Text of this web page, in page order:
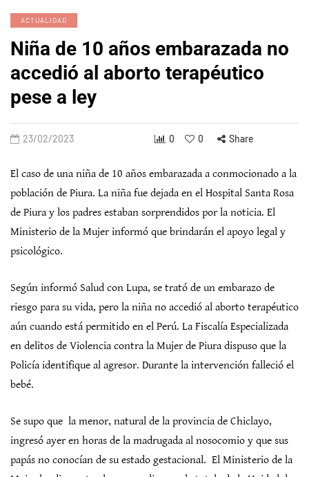
ACTUALIDAD
Niña de 10 años embarazada no
accedió al aborto terapéutico
pese a ley
23/02/2023 0 0 Share
El caso de una niña de 10 años embarazada a conmocionado a la
población de Piura. La niña fue dejada en el Hospital Santa Rosa
de Piura y los padres estaban sorprendidos por la noticia. El
Ministerio de la Mujer informó que brindarán el apoyo legal y
psicológico.
Según informó Salud con Lupa, se trató de un embarazo de
riesgo para su vida, pero la niña no accedió al aborto terapéutico
aún cuando está permitido en el Perú. La Fiscalía Especializada
en delitos de Violencia contra la Mujer de Piura dispuso que la
Policía identifique al agresor. Durante la intervención falleció el
bebé.
Se supo que la menor, natural de la provincia de Chiclayo,
ingresó ayer en horas de la madrugada al nosocomio y que sus
papás no conocían de su estado gestacional. El Ministerio de la